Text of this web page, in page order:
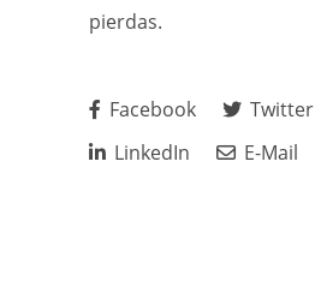
pierdas.
Facebook
Twitter
LinkedIn
E-Mail